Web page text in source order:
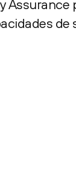
Assurance
de